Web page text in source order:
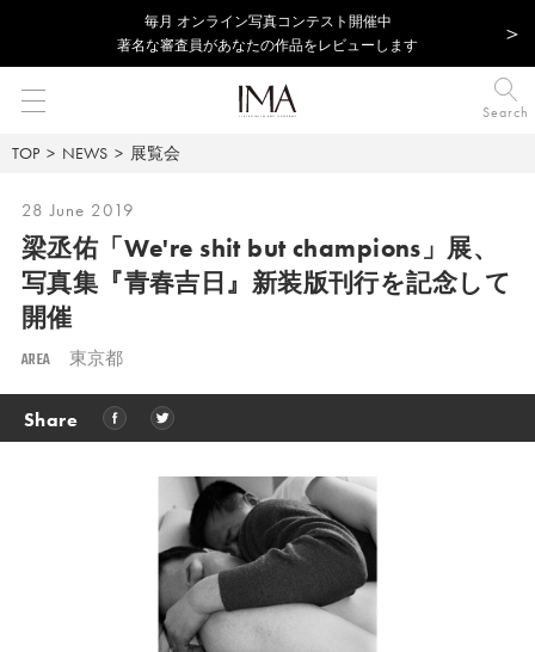
毎⽉ オンライン写真コンテスト開催中
著名な審査員があなたの作品をレビューします
Search
TOP NEWS 展覧会
28 June 2019
梁丞佑「We're shit but champions」展、
写真集『青春吉日』新装版刊行を記念して
開催
AREA 東京都
Share